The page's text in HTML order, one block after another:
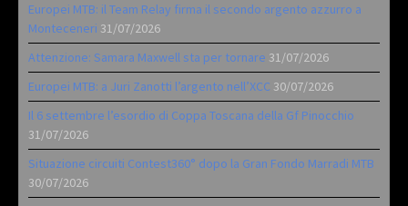
Europei MTB: il Team Relay firma il secondo argento azzurro a
Monteceneri 31/07/2026
Attenzione: Samara Maxwell sta per tornare 31/07/2026
Europei MTB: a Juri Zanotti l’argento nell’XCC 30/07/2026
Il 6 settembre l’esordio di Coppa Toscana della Gf Pinocchio
31/07/2026
Situazione circuiti Contest360° dopo la Gran Fondo Marradi MTB
30/07/2026